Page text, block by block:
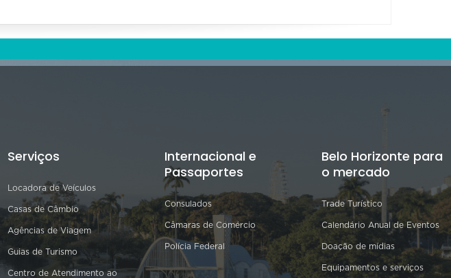
Serviços
Locadora de Veículos
Casas de Câmbio
Agências de Viagem
Guias de Turismo
Centro de Atendimento ao
Internacional e
Passaportes
Consulados
Câmaras de Comércio
Polícia Federal
Belo Horizonte para
o mercado
Trade Turístico
Calendário Anual de Eventos
Doação de mídias
Equipamentos e serviços